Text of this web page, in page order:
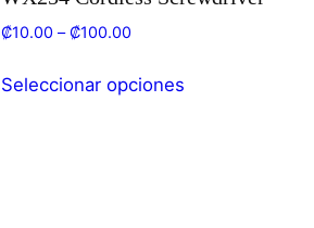
₡10.00 – ₡100.00
Seleccionar opciones